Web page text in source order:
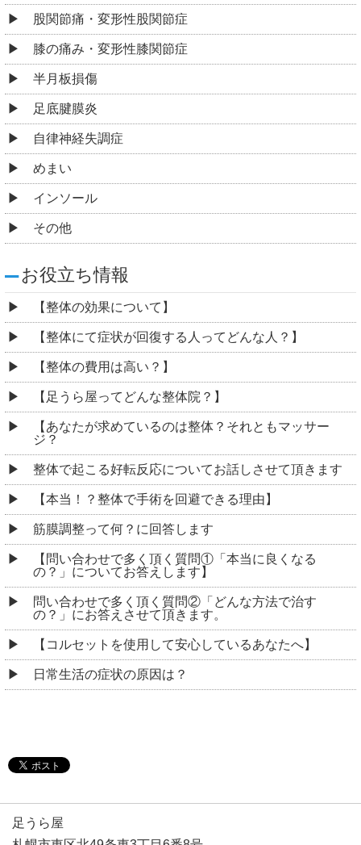
股関節痛・変形性股関節症
膝の痛み・変形性膝関節症
半月板損傷
足底腱膜炎
自律神経失調症
めまい
インソール
その他
お役立ち情報
【整体の効果について】
【整体にて症状が回復する人ってどんな人？】
【整体の費用は高い？】
【足うら屋ってどんな整体院？】
【あなたが求めているのは整体？それともマッサー
ジ？
整体で起こる好転反応についてお話しさせて頂きます
【本当！？整体で手術を回避できる理由】
筋膜調整って何？に回答します
【問い合わせで多く頂く質問①「本当に良くなる
の？」についてお答えします】
問い合わせで多く頂く質問②「どんな方法で治す
の？」にお答えさせて頂きます。
【コルセットを使用して安心しているあなたへ】
日常生活の症状の原因は？
足うら屋